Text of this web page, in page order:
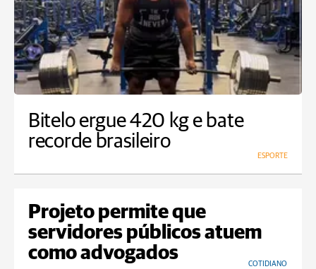
Bitelo ergue 420 kg e bate
recorde brasileiro
ESPORTE
Projeto permite que
servidores públicos atuem
como advogados
COTIDIANO